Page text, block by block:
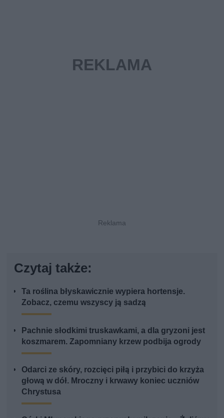
Czytaj także:
Ta roślina błyskawicznie wypiera hortensje.
Zobacz, czemu wszyscy ją sadzą
Pachnie słodkimi truskawkami, a dla gryzoni jest
koszmarem. Zapomniany krzew podbija ogrody
Odarci ze skóry, rozcięci piłą i przybici do krzyża
głową w dół. Mroczny i krwawy koniec uczniów
Chrystusa